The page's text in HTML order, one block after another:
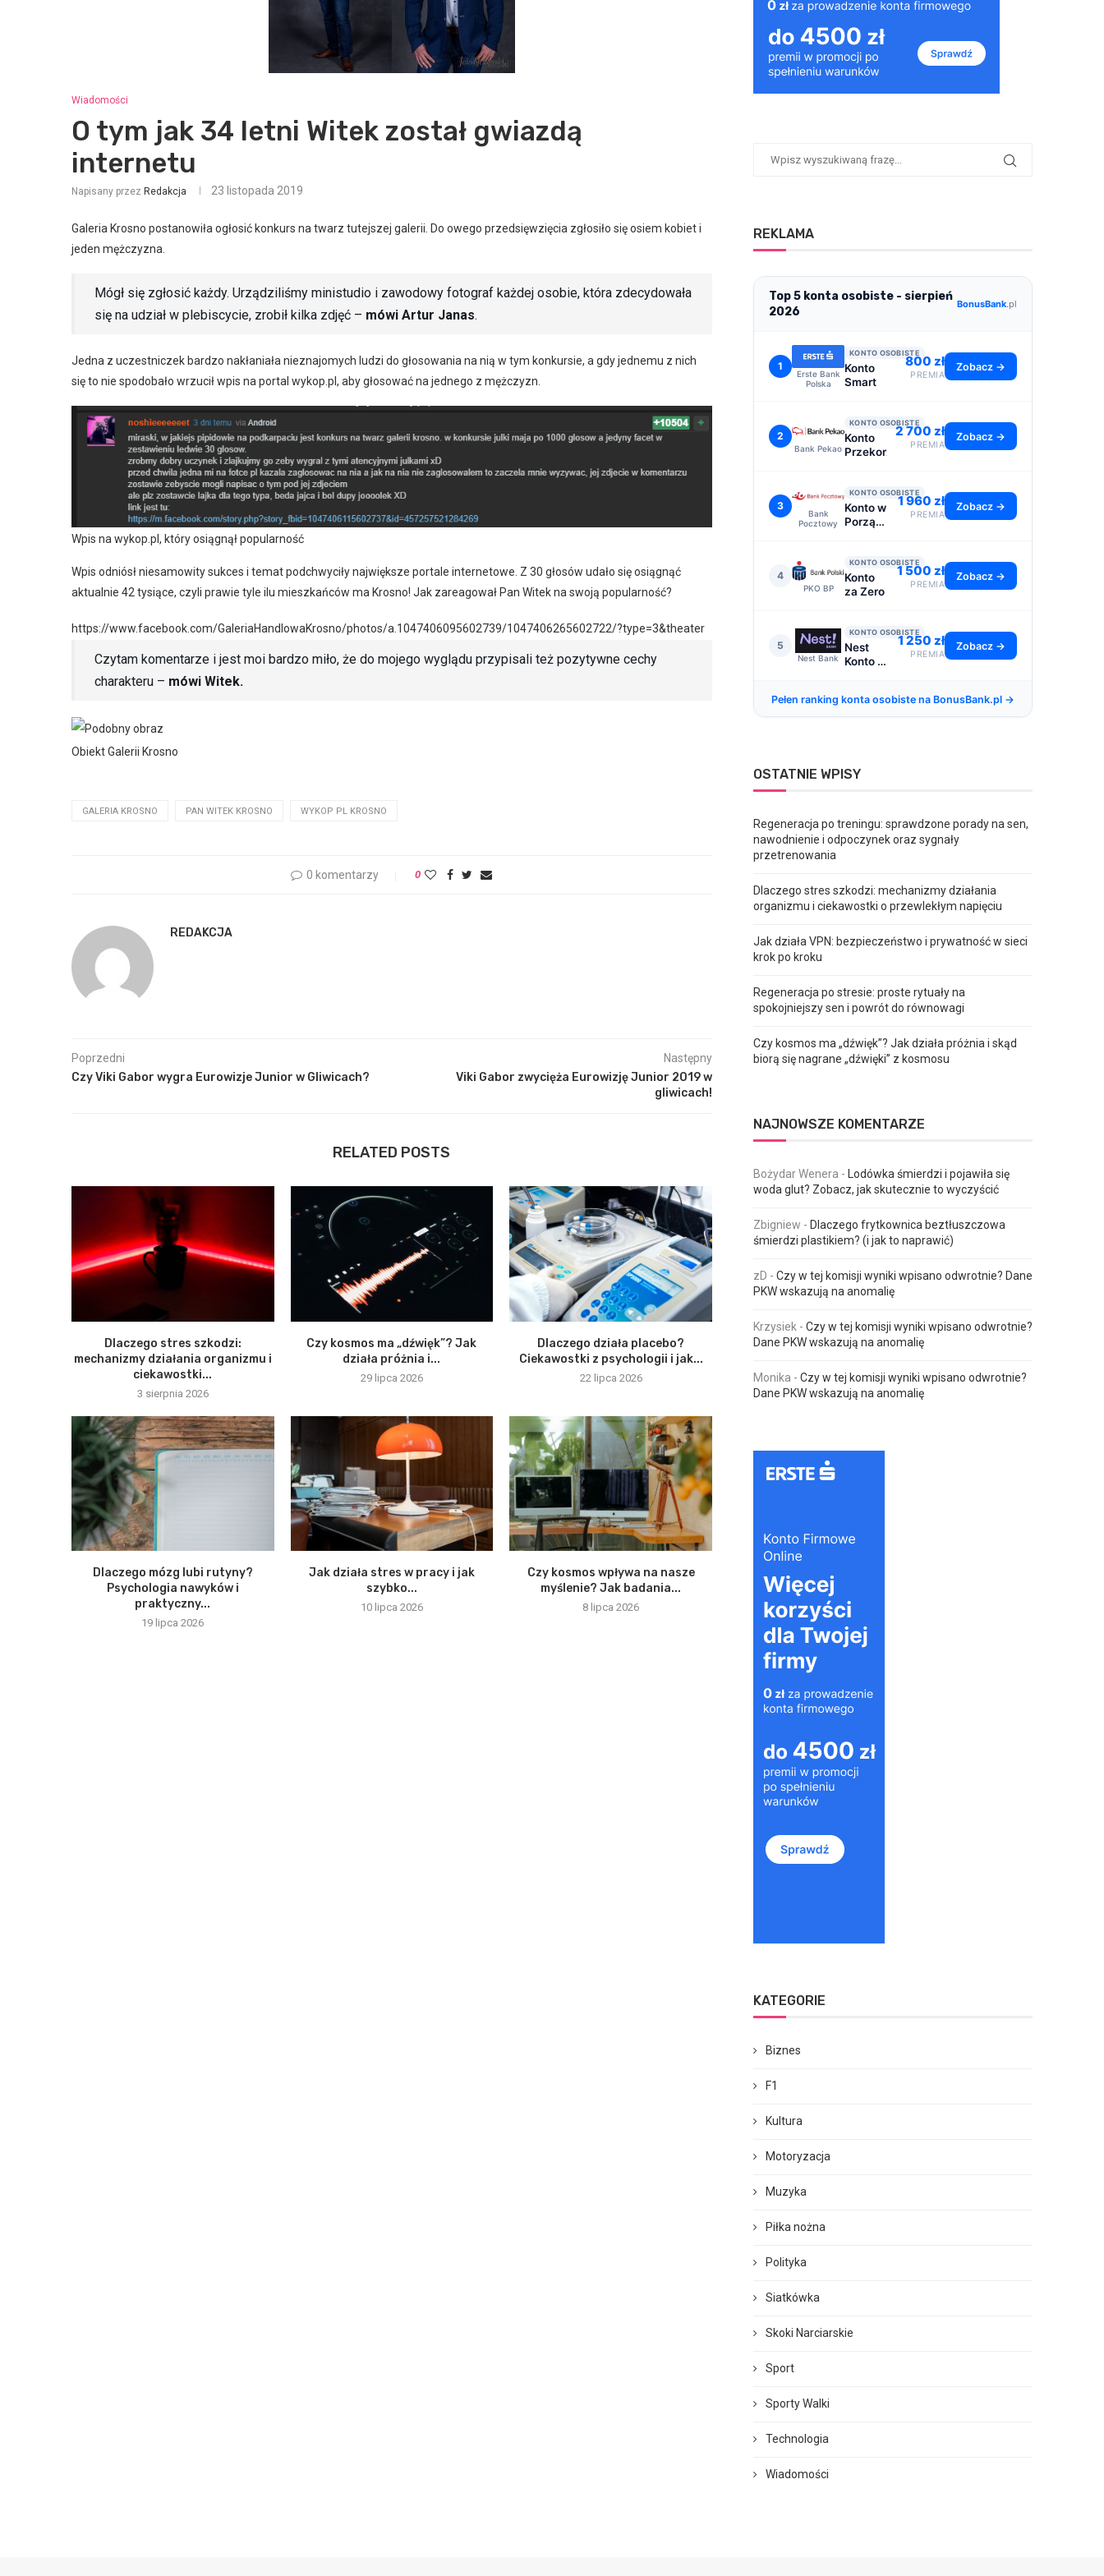
Wiadomości
O tym jak 34 letni Witek został gwiazdą
internetu
Napisany przez Redakcja 23 listopada 2019
Galeria Krosno postanowiła ogłosić konkurs na twarz tutejszej galerii. Do owego przedsięwzięcia zgłosiło się osiem kobiet i
jeden mężczyzna.
Mógł się zgłosić każdy. Urządziliśmy ministudio i zawodowy fotograf każdej osobie, która zdecydowała
się na udział w plebiscycie, zrobił kilka zdjęć – mówi Artur Janas.
Jedna z uczestniczek bardzo nakłaniała nieznajomych ludzi do głosowania na nią w tym konkursie, a gdy jednemu z nich
się to nie spodobało wrzucił wpis na portal wykop.pl, aby głosować na jednego z mężczyzn.
Wpis na wykop.pl, który osiągnął popularność
Wpis odniósł niesamowity sukces i temat podchwyciły największe portale internetowe. Z 30 głosów udało się osiągnąć
aktualnie 42 tysiące, czyli prawie tyle ilu mieszkańców ma Krosno! Jak zareagował Pan Witek na swoją popularność?
https://www.facebook.com/GaleriaHandlowaKrosno/photos/a.1047406095602739/1047406265602722/?type=3&theater
Czytam komentarze i jest moi bardzo miło, że do mojego wyglądu przypisali też pozytywne cechy
charakteru – mówi Witek.
Obiekt Galerii Krosno
GALERIA KROSNO PAN WITEK KROSNO WYKOP PL KROSNO
0 komentarzy 0
REDAKCJA
Poprzedni
Czy Viki Gabor wygra Eurowizje Junior w Gliwicach?
Następny
Viki Gabor zwycięża Eurowizję Junior 2019 w
gliwicach!
RELATED POSTS
Dlaczego stres szkodzi:
mechanizmy działania organizmu i
ciekawostki...
3 sierpnia 2026
Czy kosmos ma „dźwięk”? Jak
działa próżnia i...
29 lipca 2026
Dlaczego działa placebo?
Ciekawostki z psychologii i jak...
22 lipca 2026
Dlaczego mózg lubi rutyny?
Psychologia nawyków i
praktyczny...
19 lipca 2026
Jak działa stres w pracy i jak
szybko...
10 lipca 2026
Czy kosmos wpływa na nasze
myślenie? Jak badania...
8 lipca 2026
REKLAMA
Top 5 konta osobiste - sierpień
2026
BonusBank.pl
1
Erste Bank
Polska
KONTO OSOBISTE
Konto
Smart
800 zł
PREMIA
Zobacz →
2
Bank Pekao
KONTO OSOBISTE
Konto
Przekorzystne
2 700 zł
PREMIA
Zobacz →
3
Bank
Pocztowy
KONTO OSOBISTE
Konto w
Porządku
1 960 zł
PREMIA
Zobacz →
4
PKO BP
KONTO OSOBISTE
Konto
za Zero
1 500 zł
PREMIA
Zobacz →
5
Nest Bank
KONTO OSOBISTE
Nest
Konto -
1 250 zł
PREMIA
Zobacz →
Pełen ranking konta osobiste na BonusBank.pl →
OSTATNIE WPISY
Regeneracja po treningu: sprawdzone porady na sen,
nawodnienie i odpoczynek oraz sygnały
przetrenowania
Dlaczego stres szkodzi: mechanizmy działania
organizmu i ciekawostki o przewlekłym napięciu
Jak działa VPN: bezpieczeństwo i prywatność w sieci
krok po kroku
Regeneracja po stresie: proste rytuały na
spokojniejszy sen i powrót do równowagi
Czy kosmos ma „dźwięk”? Jak działa próżnia i skąd
biorą się nagrane „dźwięki” z kosmosu
NAJNOWSZE KOMENTARZE
Bożydar Wenera -
Lodówka śmierdzi i pojawiła się
woda glut? Zobacz, jak skutecznie to wyczyścić
Zbigniew - Dlaczego frytkownica beztłuszczowa
śmierdzi plastikiem? (i jak to naprawić)
zD - Czy w tej komisji wyniki wpisano odwrotnie? Dane
PKW wskazują na anomalię
Krzysiek - Czy w tej komisji wyniki wpisano odwrotnie?
Dane PKW wskazują na anomalię
Monika - Czy w tej komisji wyniki wpisano odwrotnie?
Dane PKW wskazują na anomalię
KATEGORIE
Biznes
F1
Kultura
Motoryzacja
Muzyka
Piłka nożna
Polityka
Siatkówka
Skoki Narciarskie
Sport
Sporty Walki
Technologia
Wiadomości